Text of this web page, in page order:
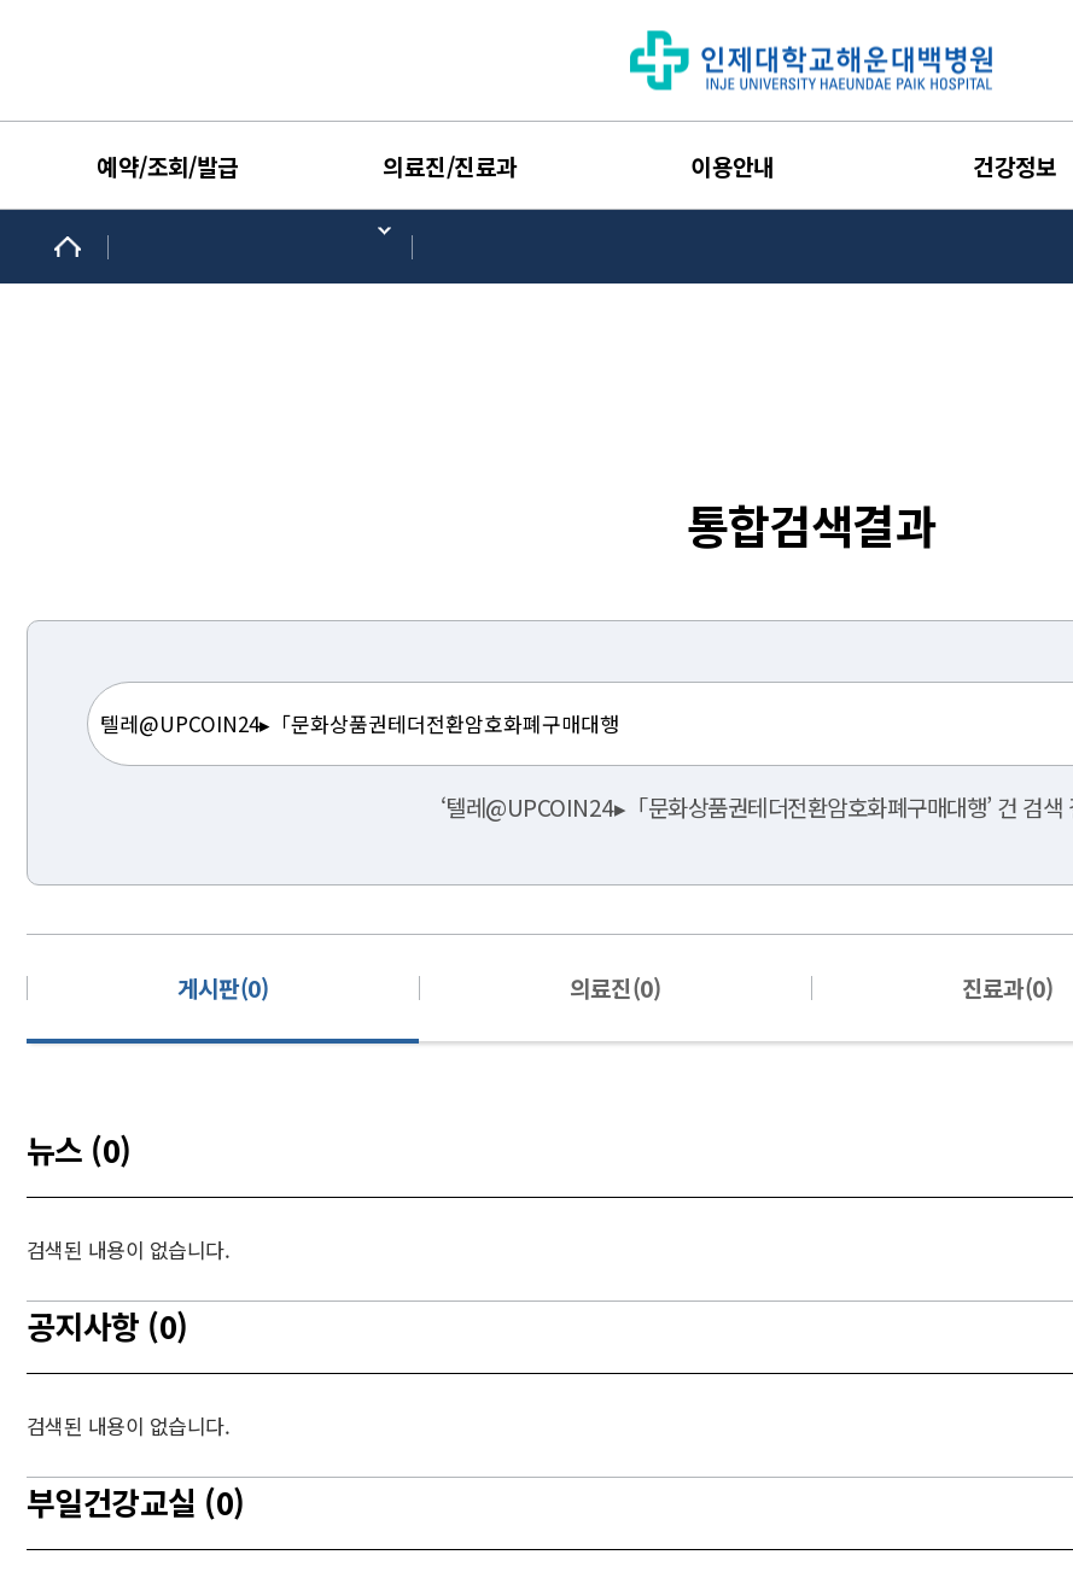
예약/조회/발급 의료진/진료과 이용안내 건강정보
통합검색결과
‘텔레@UPCOIN24▸「문화상품권테더전환암호화폐구매대행’ 건 검색
게시판(0) 의료진(0) 진료과(0)
뉴스 (0)
검색된 내용이 없습니다.
공지사항 (0)
검색된 내용이 없습니다.
부일건강교실 (0)